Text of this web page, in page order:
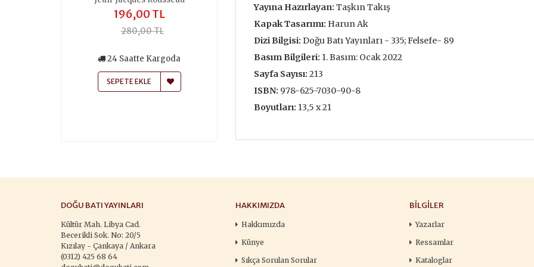
196,00 TL
280,00 TL
24 Saatte Kargoda
SEPETE EKLE
259,00 TL
370,00 TL
24 Saatte Kargoda
SEPETE EKLE
196,00 TL
24 Saatte Kargoda
Yayına Hazırlayan: Taşkın Takış
Kapak Tasarımı: Harun Ak
Dizi Bilgisi: Doğu Batı Yayınları - 335; Felsefe- 89
Basım Bilgileri: 1. Basım: Ocak 2022
Sayfa Sayısı: 213
ISBN: 978-625-7030-90-8
Boyutları: 13,5 x 21
DOĞU BATI YAYINLARI
Kültür Mah. Libya Cad.
Becerikli Sok. No: 20/5
Kızılay - Çankaya / Ankara
(0312) 425 68 64
HAKKIMIZDA
Hakkımızda
Künye
Sıkça Sorulan Sorular
BILGILER
Yazarlar
Ressamlar
Kataloglar